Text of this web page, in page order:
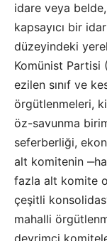
idare veya
kapsayıcı bir
düzeyindeki
Komünist Partisi
ezilen sınıf ve
örgütlenmeleri,
öz-savunma
seferberliği,
alt komitenin
fazla alt komite
çeşitli
mahalli